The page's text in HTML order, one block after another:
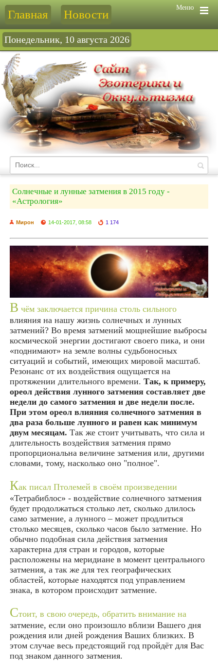
Меню
Главная Новости
Понедельник, 10 августа 2026
Солнечные и лунные затмения в 2015 году -
«Астрология»
Мирон 14-01-2017, 08:58 1 174
В чём заключается причина столь сильного
влияния на нашу жизнь солнечных и лунных
затмений? Во время затмений мощнейшие выбросы
космической энергии достигают своего пика, и они
«поднимают» на земле волны судьбоносных
ситуаций и событий, имеющих мировой масштаб.
Резонанс от их воздействия ощущается на
протяжении длительного времени. Так, к примеру,
ореол действия лунного затмения составляет две
недели до самого затмения и две недели после.
При этом ореол влияния солнечного затмения в
два раза больше лунного и равен как минимум
двум месяцам. Так же стоит учитывать, что сила и
длительность воздействия затмения прямо
пропорциональна величине затмения или, другими
словами, тому, насколько оно "полное".
Как писал Птолемей в своём произведении
«Тетрабиблос» - воздействие солнечного затмения
будет продолжаться столько лет, сколько длилось
само затмение, а лунного – может продлиться
столько месяцев, сколько часов было затмение. Но
обычно подобная сила действия затмения
характерна для стран и городов, которые
расположены на меридиане в момент центрального
затмения, а так же для тех географических
областей, которые находятся под управлением
знака, в котором происходит затмение.
Стоит, в свою очередь, обратить внимание на
затмение, если оно произошло вблизи Вашего дня
рождения или дней рождения Ваших близких. В
этом случае весь предстоящий год пройдёт для Вас
под знаком данного затмения.